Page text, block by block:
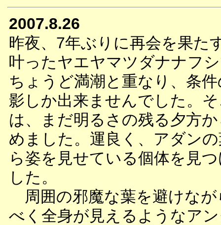
2007.8.26
昨夜、7年ぶりに再会を果た
叶ったヤエヤマツダナナフ
ちょうど満潮と重なり、条
影しか出来ませんでした。
は、まだ明るさの残る夕方
めました。運良く、アダン
ら姿を見せている個体を見
した。
周囲の邪魔な葉を避けなが
べく全身が見えるようなア